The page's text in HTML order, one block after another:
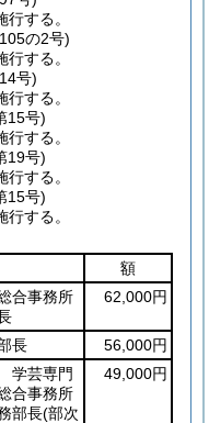
する。
の2号)
する。
号)
する。
15号)
する。
19号)
する。
15号)
する。
額
合事務所
62,000円
長
56,000円
芸専門
合事務所
部長(部次
49,000円